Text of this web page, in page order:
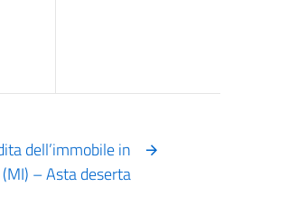
dell’immobile in
– Asta deserta